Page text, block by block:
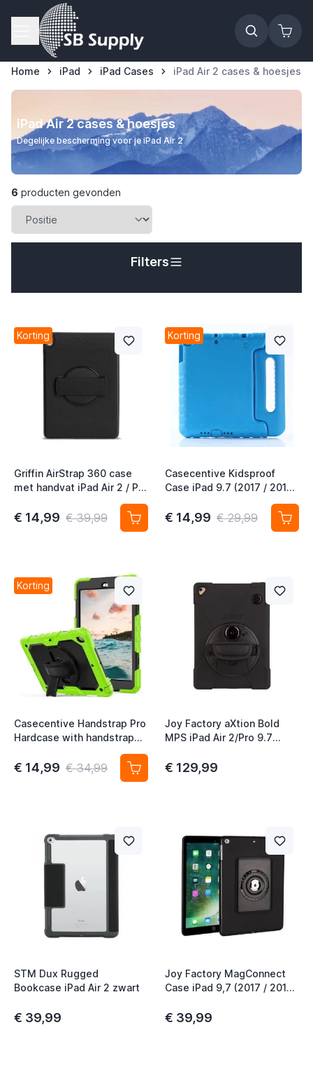
Ga naar de inhoud
Home iPad iPad Cases iPad Air 2 cases & hoesjes
iPad Air 2 cases & hoesjes
Degelijke bescherming voor je iPad Air 2
6 producten gevonden
Filters
Korting
Griffin AirStrap 360 case
met handvat iPad Air 2 / Pro
9.7 / 2017 / 2018 zwart
€ 14,99 € 39,99
Korting
Casecentive Kidsproof
Case iPad 9.7 (2017 / 2018)
€ 14,99 € 29,99
Korting
Casecentive Handstrap Pro
Hardcase with handstrap
€ 14,99 € 34,99
Joy Factory aXtion Bold
MPS iPad Air 2/Pro 9.7
€ 129,99
STM Dux Rugged
Bookcase iPad Air 2 zwart
€ 39,99
Joy Factory MagConnect
Case iPad 9,7 (2017 / 2018)
€ 39,99